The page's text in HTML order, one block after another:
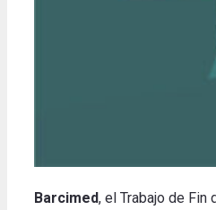
Barcimed, el Trabajo de Fin